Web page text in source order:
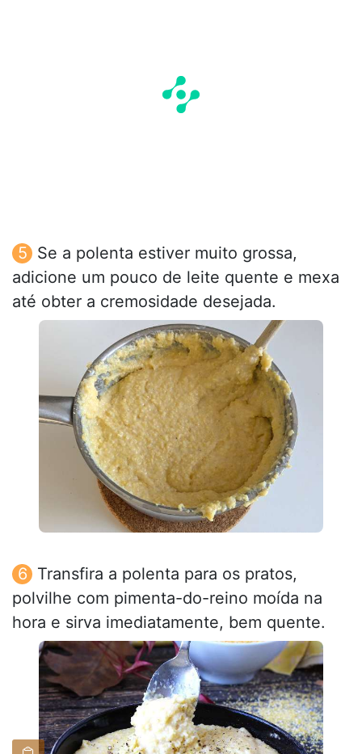
Se a polenta estiver muito grossa,
adicione um pouco de leite quente e mexa
até obter a cremosidade desejada.
Transfira a polenta para os pratos,
polvilhe com pimenta-do-reino moída na
hora e sirva imediatamente, bem quente.